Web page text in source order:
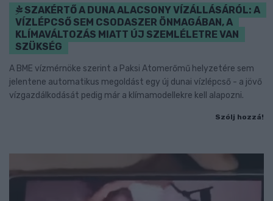
SZAKÉRTŐ A DUNA ALACSONY VÍZÁLLÁSÁRÓL: A
VÍZLÉPCSŐ SEM CSODASZER ÖNMAGÁBAN, A
KLÍMAVÁLTOZÁS MIATT ÚJ SZEMLÉLETRE VAN
SZÜKSÉG
A BME vízmérnöke szerint a Paksi Atomerőmű helyzetére sem
jelentene automatikus megoldást egy új dunai vízlépcső - a jövő
vízgazdálkodását pedig már a klímamodellekre kell alapozni.
Szólj hozzá!